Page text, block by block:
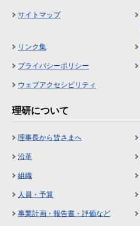
サイトマップ
リンク集
プライバシーポリシー
ウェブアクセシビリティ
理研について
理事長から皆さまへ
沿革
組織
人員・予算
事業計画・報告書・評価など